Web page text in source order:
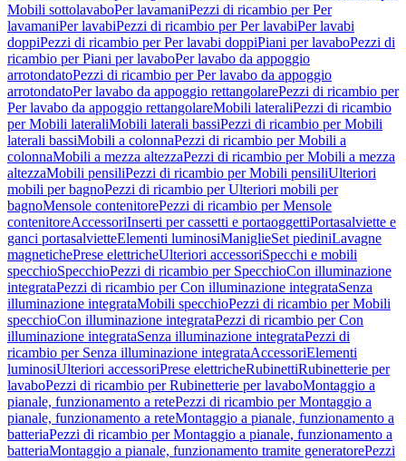
Mobili sottolavaboPer lavamaniPezzi di ricambio per Per
lavamaniPer lavabiPezzi di ricambio per Per lavabiPer lavabi
doppiPezzi di ricambio per Per lavabi doppiPiani per lavaboPezzi di
ricambio per Piani per lavaboPer lavabo da appoggio
arrotondatoPezzi di ricambio per Per lavabo da appoggio
arrotondatoPer lavabo da appoggio rettangolarePezzi di ricambio per
Per lavabo da appoggio rettangolareMobili lateraliPezzi di ricambio
per Mobili lateraliMobili laterali bassiPezzi di ricambio per Mobili
laterali bassiMobili a colonnaPezzi di ricambio per Mobili a
colonnaMobili a mezza altezzaPezzi di ricambio per Mobili a mezza
altezzaMobili pensiliPezzi di ricambio per Mobili pensiliUlteriori
mobili per bagnoPezzi di ricambio per Ulteriori mobili per
bagnoMensole contenitorePezzi di ricambio per Mensole
contenitoreAccessoriInserti per cassetti e portaoggettiPortasalviette e
ganci portasalvietteElementi luminosiManiglieSet piediniLavagne
magnetichePrese elettricheUlteriori accessoriSpecchi e mobili
specchioSpecchioPezzi di ricambio per SpecchioCon illuminazione
integrataPezzi di ricambio per Con illuminazione integrataSenza
illuminazione integrataMobili specchioPezzi di ricambio per Mobili
specchioCon illuminazione integrataPezzi di ricambio per Con
illuminazione integrataSenza illuminazione integrataPezzi di
ricambio per Senza illuminazione integrataAccessoriElementi
luminosiUlteriori accessoriPrese elettricheRubinettiRubinetterie per
lavaboPezzi di ricambio per Rubinetterie per lavaboMontaggio a
pianale, funzionamento a retePezzi di ricambio per Montaggio a
pianale, funzionamento a reteMontaggio a pianale, funzionamento a
batteriaPezzi di ricambio per Montaggio a pianale, funzionamento a
batteriaMontaggio a pianale, funzionamento tramite generatorePezzi